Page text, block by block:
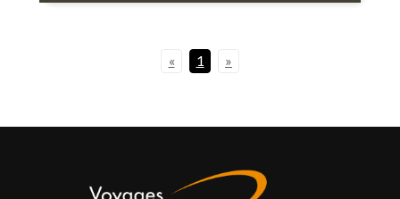
« 1 »